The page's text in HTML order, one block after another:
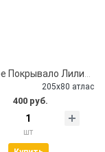
205х80 атлас
400 руб.
шт